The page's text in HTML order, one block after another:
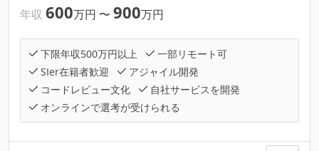
年収 600万円 〜 900万円
下限年収500万円以上
一部リモート可
SIer在籍者歓迎
アジャイル開発
コードレビュー文化
自社サービスを開発
オンラインで選考が受けられる